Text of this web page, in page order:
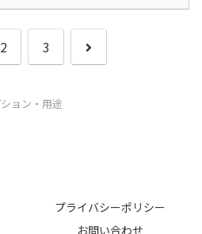
2 3
次
ョン・用途
プライバシーポリシー
お問い合わせ